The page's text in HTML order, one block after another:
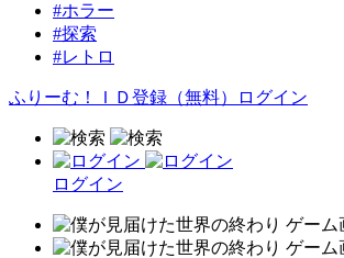
#ホラー
#探索
#レトロ
ふりーむ！ＩＤ登録（無料） ログイン
ログイン